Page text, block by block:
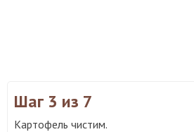
Шаг 3 из 7
Картофель чистим.